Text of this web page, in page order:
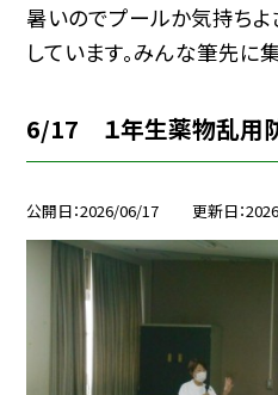
暑いのでプールか気持ちよ
しています。みんな筆先に
6/17 １年生薬物乱用
公開日 2026/06/17 更新日